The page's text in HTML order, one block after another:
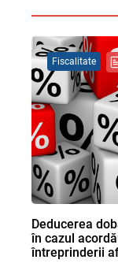
Deducerea
în cazul
întreprinderii
Fiscalitate